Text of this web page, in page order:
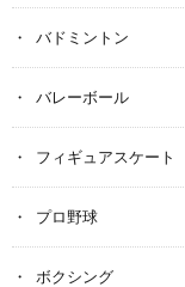
バドミントン
バレーボール
フィギュアスケート
プロ野球
ボクシング